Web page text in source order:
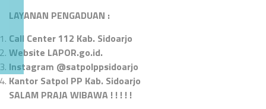
LAYANAN PENGADUAN :
Call Center 112 Kab. Sidoarjo
Website LAPOR.go.id.
Instagram @satpolppsidoarjo
Kantor Satpol PP Kab. Sidoarjo
SALAM PRAJA WIBAWA ! ! ! ! !